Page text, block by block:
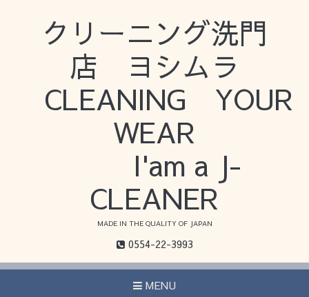
クリーニング洗門
店 ヨシムラ
CLEANING YOUR
WEAR
I'am a J-
CLEANER
MADE IN THE QUALITY OF JAPAN
0554-22-3993
MENU